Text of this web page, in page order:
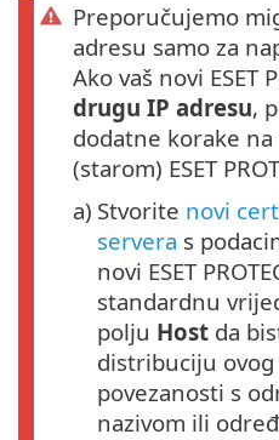
Preporučujemo
adresu samo za
Ako vaš novi ESET
drugu IP adresu,
dodatne korake
(starom) ESET
a) Stvorite novi
servera s
novi ESET
standardnu
polju Host da
distribuciju
povezanosti s
nazivom ili